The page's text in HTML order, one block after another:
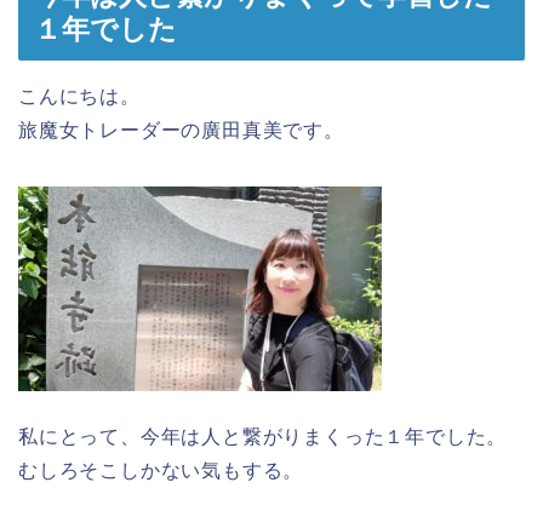
１年でした
こんにちは。
旅魔女トレーダーの廣田真美です。
私にとって、今年は人と繋がりまくった１年でした。
むしろそこしかない気もする。